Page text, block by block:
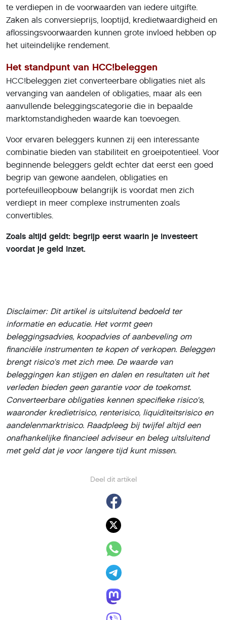
Deel dit artikel
te verdiepen in de voorwaarden van iedere uitgifte.
Zaken als conversieprijs, looptijd, kredietwaardigheid en
aflossingsvoorwaarden kunnen grote invloed hebben op
het uiteindelijke rendement.
Het standpunt van HCC!beleggen
HCC!beleggen ziet converteerbare obligaties niet als
vervanging van aandelen of obligaties, maar als een
aanvullende beleggingscategorie die in bepaalde
marktomstandigheden waarde kan toevoegen.
Voor ervaren beleggers kunnen zij een interessante
combinatie bieden van stabiliteit en groeipotentieel. Voor
beginnende beleggers geldt echter dat eerst een goed
begrip van gewone aandelen, obligaties en
portefeuilleopbouw belangrijk is voordat men zich
verdiept in meer complexe instrumenten zoals
convertibles.
Zoals altijd geldt: begrijp eerst waarin je investeert
voordat je geld inzet.
Disclaimer: Dit artikel is uitsluitend bedoeld ter
informatie en educatie. Het vormt geen
beleggingsadvies, koopadvies of aanbeveling om
financiële instrumenten te kopen of verkopen. Beleggen
brengt risico's met zich mee. De waarde van
beleggingen kan stijgen en dalen en resultaten uit het
verleden bieden geen garantie voor de toekomst.
Converteerbare obligaties kennen specifieke risico's,
waaronder kredietrisico, renterisico, liquiditeitsrisico en
aandelenmarktrisico. Raadpleeg bij twijfel altijd een
onafhankelijke financieel adviseur en beleg uitsluitend
met geld dat je voor langere tijd kunt missen.